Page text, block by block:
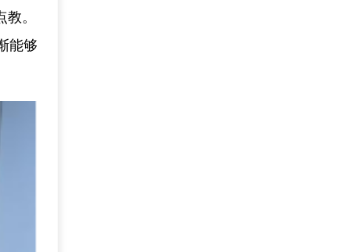
。
能够